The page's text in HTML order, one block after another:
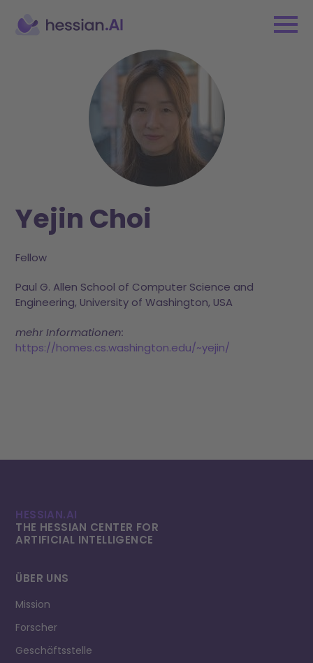
Yejin Choi
Fellow
Paul G. Allen School of Computer Science and
Engineering, University of Washington, USA
mehr Informationen:
https://homes.cs.washington.edu/~yejin/
HESSIAN.AI
THE HESSIAN CENTER FOR
ARTIFICIAL INTELLI­GENCE
ÜBER UNS
Mission
Forscher
Geschäftsstelle